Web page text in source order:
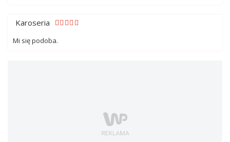
Karoseria
Mi się podoba.